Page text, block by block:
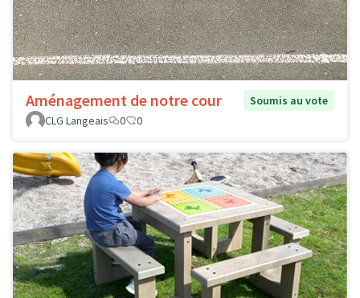
Aménagement de notre cour
Soumis au vote
CLG Langeais
0 0